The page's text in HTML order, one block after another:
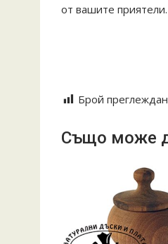
от вашите приятели.
Брой
Също може